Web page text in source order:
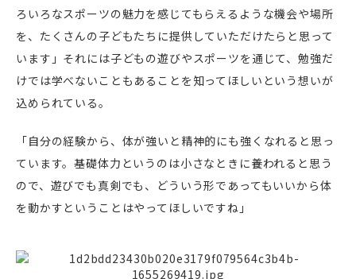
ろいろなスポーツの魅力を感じてもらえるような機会や場所
を、たくさんの子どもたちに提供していただけたらと思って
います」それには子どもの遊びやスポーツを通じて、勉強だ
けでは学べないこともあることを知ってほしいという想いが
込められている。
「自分の経験から、体が強いと精神的にも強くなれると思っ
ています。基礎体力というのは小さなときに養われると思う
ので、遊びでも真剣でも、どういう形であってもいいから体
を動かすということはやってほしいですね」